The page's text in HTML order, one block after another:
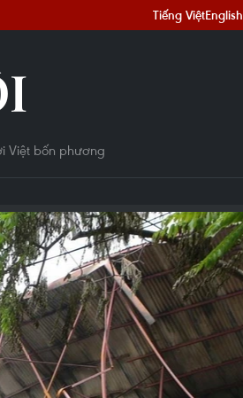
Tiếng ViệtEnglish
Việt bốn phương